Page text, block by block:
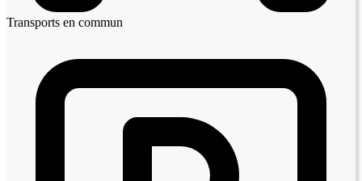
Transports en commun